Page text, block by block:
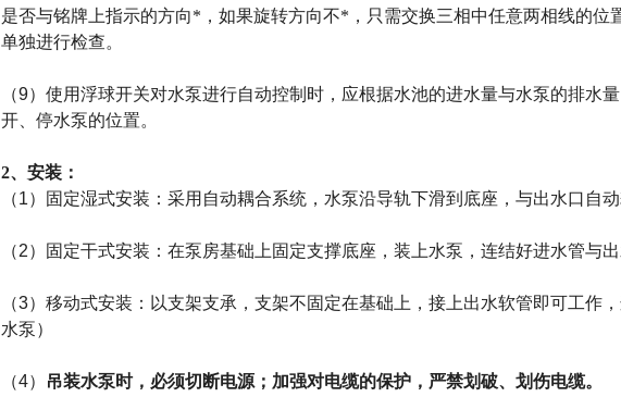
是否与铭牌上指示的方向*，如果旋转方向不*，只需交换三相中任意两相线的位
单独进行检查。
（9）使用浮球开关对水泵进行自动控制时，应根据水池的进水量与水泵的排水
开、停水泵的位置。
2、安装：
（1）固定湿式安装：采用自动耦合系统，水泵沿导轨下滑到底座，与出水口自
（2）固定干式安装：在泵房基础上固定支撑底座，装上水泵，连结好进水管与
（3）移动式安装：以支架支承，支架不固定在基础上，接上出水软管即可工作
水泵）
（4）
吊装水泵时，必须切断电源；加强对电缆的保护，严禁划破、划伤电缆。